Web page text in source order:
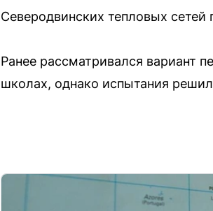
Северодвинских тепловых
Ранее рассматривался вариант
школах, однако испытания